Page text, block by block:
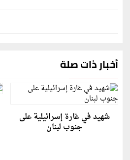
أخبار ذات صلة
شهيد في غارة إسرائيلية على
جنوب لبنان